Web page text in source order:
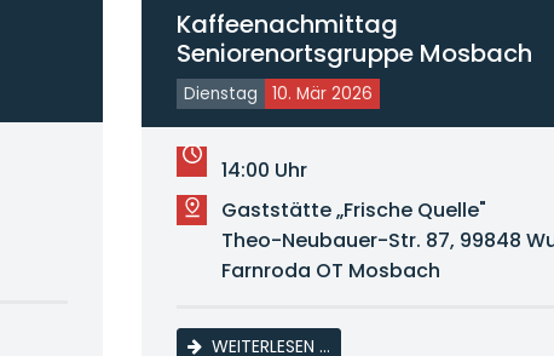
Kaffeenachmittag
Seniorenortsgruppe Mosbach
Dienstag 10. Mär 2026
14:00 Uhr
Gaststätte „Frische Quelle"
Theo-Neubauer-Str. 87, 99848
Farnroda OT Mosbach
WEITERLESEN …KAFFEENACHMITTAG